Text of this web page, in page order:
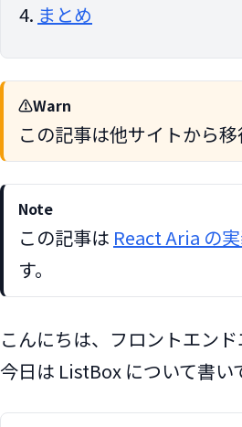
まとめ
Warn
この記事は他サイトから移
Note
この記事は React Aria の
す。
こんにちは、フロントエン
今日は ListBox について書い